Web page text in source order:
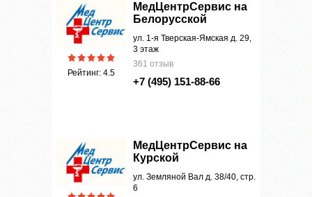
Рейтинг: 4.5
МедЦентрСервис на
Белорусской
ул. 1-я Тверская-Ямская д. 29,
3 этаж
361 отзыв
+7 (495) 151-88-66
МедЦентрСервис на
Курской
ул. Земляной Вал д. 38/40, стр.
6